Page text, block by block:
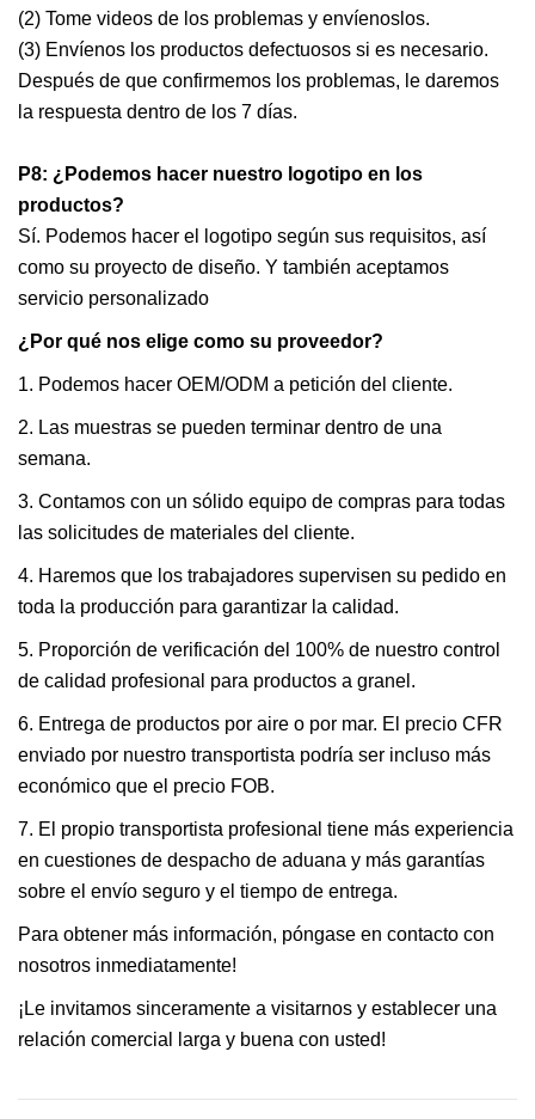
(2) Tome videos de los problemas y envíenoslos.
(3) Envíenos los productos defectuosos si es necesario.
Después de que confirmemos los problemas, le daremos
la respuesta dentro de los 7 días.
P8: ¿Podemos hacer nuestro logotipo en los
productos?
Sí. Podemos hacer el logotipo según sus requisitos, así
como su proyecto de diseño. Y también aceptamos
servicio personalizado
¿Por qué nos elige como su proveedor?
1. Podemos hacer OEM/ODM a petición del cliente.
2. Las muestras se pueden terminar dentro de una
semana.
3. Contamos con un sólido equipo de compras para todas
las solicitudes de materiales del cliente.
4. Haremos que los trabajadores supervisen su pedido en
toda la producción para garantizar la calidad.
5. Proporción de verificación del 100% de nuestro control
de calidad profesional para productos a granel.
6. Entrega de productos por aire o por mar. El precio CFR
enviado por nuestro transportista podría ser incluso más
económico que el precio FOB.
7. El propio transportista profesional tiene más experiencia
en cuestiones de despacho de aduana y más garantías
sobre el envío seguro y el tiempo de entrega.
Para obtener más información, póngase en contacto con
nosotros inmediatamente!
¡Le invitamos sinceramente a visitarnos y establecer una
relación comercial larga y buena con usted!